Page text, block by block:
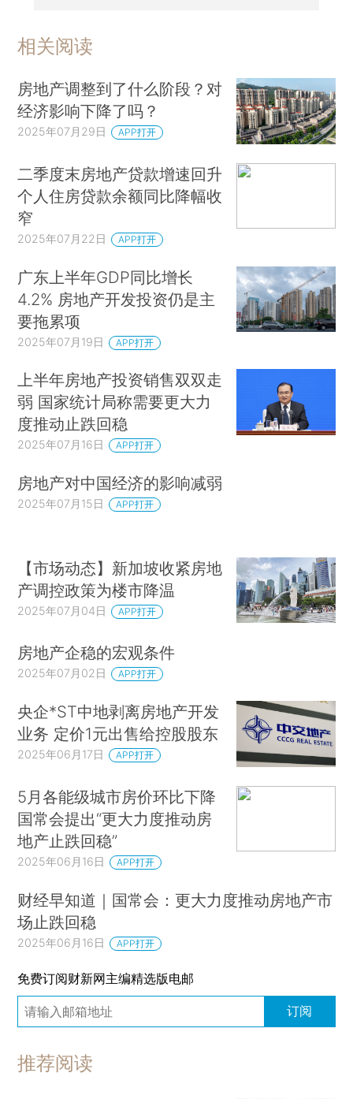
相关阅读
房地产调整到了什么阶段？对
经济影响下降了吗？
2025年07月29日 APP打开
二季度末房地产贷款增速回升
个人住房贷款余额同比降幅收
窄
2025年07月22日 APP打开
广东上半年GDP同比增长
4.2% 房地产开发投资仍是主
要拖累项
2025年07月19日 APP打开
上半年房地产投资销售双双走
弱 国家统计局称需要更大力
度推动止跌回稳
2025年07月16日 APP打开
房地产对中国经济的影响减弱
2025年07月15日 APP打开
【市场动态】新加坡收紧房地
产调控政策为楼市降温
2025年07月04日 APP打开
房地产企稳的宏观条件
2025年07月02日 APP打开
央企*ST中地剥离房地产开发
业务 定价1元出售给控股股东
2025年06月17日 APP打开
5月各能级城市房价环比下降
国常会提出“更大力度推动房
地产止跌回稳”
2025年06月16日 APP打开
财经早知道｜国常会：更大力度推动房地产市
场止跌回稳
2025年06月16日 APP打开
免费订阅财新网主编精选版电邮
订阅
推荐阅读